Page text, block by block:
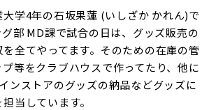
ルパーク
大学4年の石坂果蓮 (いしざか かれん)で
部 MD課で試合の日は、グッズ販売の
全てやってます。そのための在庫の管
等をクラブハウスで作ってたり、他に
ンストアのグッズの納品などグッズに
当しています。